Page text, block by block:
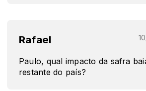
Rafael
Paulo, qual impacto da safra
restante do país?